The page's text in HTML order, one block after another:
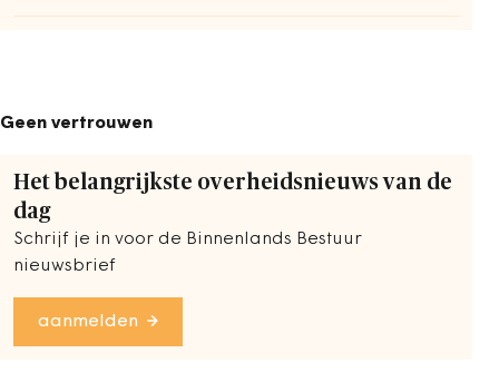
Geen vertrouwen
Het belangrijkste overheidsnieuws van de
dag
Schrijf je in voor de Binnenlands Bestuur
nieuwsbrief
aanmelden